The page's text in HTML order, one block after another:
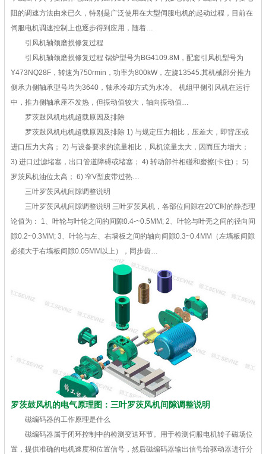
阻的调速方法由来已久，特别是广泛使用在大型伺服电机的起动过程，目前在
伺服电机调速控制上也逐步得到应用，随着…
引风机轴颈磨损修复过程
引风机轴颈磨损修复过程 锅炉型号为BG4109.8M，配套引风机型号为
Y473NQ28F，转速为750rmin，功率为800kW，左旋13545.其机械部分推力
侧承力侧轴承型号均为3640，轴承冷却方式为水冷。 机组甲侧引风机在运行
中，推力侧轴承座不发热，但振动值较大，轴向振动值…
罗茨鼓风机电机超载原因及排除
罗茨鼓风机电机超载原因及排除 1) 与规定压力相比，压差大，即背压或
进口压力大高； 2) 与设备要求的流量相比，风机流量太大，因而压力增大；
3) 进口过滤堵塞，出口管道障碍或堵塞； 4) 转动部件相碰和磨擦(卡住)； 5)
罗茨风机油位太高； 6) 窄V型皮带过热…
三叶罗茨风机间隙调整说明
三叶罗茨风机间隙调整说明 三叶罗茨风机，各部位间隙在20℃时的静态理
论值为： 1、叶轮与叶轮之间的间隙0.4-~0.5MM; 2、叶轮与叶壳之间的径向间
隙0.2~0.3MM; 3、叶轮与左、右墙板之间的轴向间隙0.3~0.4MM（左墙板间隙
必须大于右墙板间隙0.05MM以上），同步齿…
罗茨鼓风机的电气原理图：三叶罗茨风机间隙调整说明
磁编码器的工作原理是什么
磁编码器属于闭环控制中的检测变送环节。用于检测伺服电机转子磁场位
置，提供准确的电机速度和位置信号，然后磁编码器输出信号给驱动器进行分